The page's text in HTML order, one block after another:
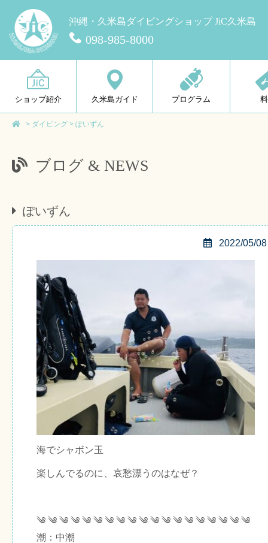
沖縄・久米島ダイビングショップ JiC久米島
098-985-8000
ショップ紹介 久米島ガイド プログラム
> ダイビング > ぽいずん
ブログ & NEWS
ぽいずん
2022/05/08
海でシャボン玉
楽しんでるのに、哀愁漂うのはなぜ？
༄ ༄ ༄ ༄ ༄ ༄ ༄ ༄ ༄ ༄ ༄ ༄ ༄ ༄ ༄ ༄ ༄ ༄ ༄
潮：中潮